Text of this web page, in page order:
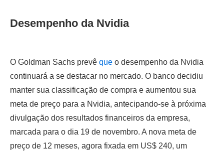
Desempenho da Nvidia
O Goldman Sachs prevê que o desempenho da Nvidia
continuará a se destacar no mercado. O banco decidiu
manter sua classificação de compra e aumentou sua
meta de preço para a Nvidia, antecipando-se à próxima
divulgação dos resultados financeiros da empresa,
marcada para o dia 19 de novembro. A nova meta de
preço de 12 meses, agora fixada em US$ 240, um